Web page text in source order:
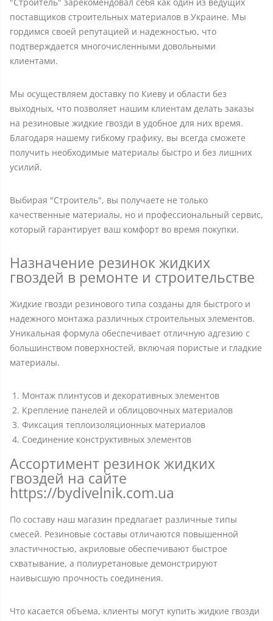
поставщиков строительных материалов в Украине. Мы
гордимся своей репутацией и надежностью, что
подтверждается многочисленными довольными
клиентами.
Мы осуществляем доставку по Киеву и области без
выходных, что позволяет нашим клиентам делать заказы
на резиновые жидкие гвозди в удобное для них время.
Благодаря нашему гибкому графику, вы всегда сможете
получить необходимые материалы быстро и без лишних
усилий.
Выбирая "Строитель", вы получаете не только
качественные материалы, но и профессиональный сервис,
который гарантирует ваш комфорт во время покупки.
Назначение резинок жидких
гвоздей в ремонте и строительстве
Жидкие гвозди резинового типа созданы для быстрого и
надежного монтажа различных строительных элементов.
Уникальная формула обеспечивает отличную адгезию с
большинством поверхностей, включая пористые и гладкие
материалы.
Монтаж плинтусов и декоративных элементов
Крепление панелей и облицовочных материалов
Фиксация теплоизоляционных материалов
Соединение конструктивных элементов
Ассортимент резинок жидких
гвоздей на сайте
https://bydivelnik.com.ua
По составу наш магазин предлагает различные типы
смесей. Резиновые составы отличаются повышенной
эластичностью, акриловые обеспечивают быстрое
схватывание, а полиуретановые демонстрируют
наивысшую прочность соединения.
Что касается объема, клиенты могут купить жидкие гвозди